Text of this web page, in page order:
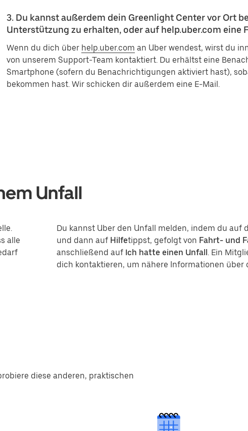
3. Du kannst außerdem dein Greenlight Center vor Ort
Unterstützung zu erhalten, oder auf help.uber.com eine
Wenn du dich über help.uber.com an Uber wendest, wirst du
von unserem Support-Team kontaktiert. Du erhältst eine
Smartphone (sofern du Benachrichtigungen aktiviert hast),
bekommen hast. Wir schicken dir außerdem eine E-Mail.
Unfall
alle
Du kannst Uber den Unfall melden, indem du auf
und dann auf Hilfetippst, gefolgt von Fahrt- und
anschließend auf Ich hatte einen Unfall . Ein
dich kontaktieren, um nähere Informationen über
diese anderen, praktischen